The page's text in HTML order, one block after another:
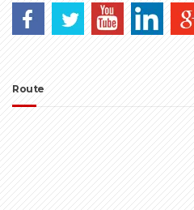
Route